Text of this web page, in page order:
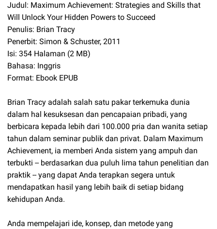
Judul: Maximum Achievement: Strategies and Skills that
Will Unlock Your Hidden Powers to Succeed
Penulis: Brian Tracy
Penerbit: Simon & Schuster, 2011
Isi: 354 Halaman (2 MB)
Bahasa: Inggris
Format: Ebook EPUB
Brian Tracy adalah salah satu pakar terkemuka dunia
dalam hal kesuksesan dan pencapaian pribadi, yang
berbicara kepada lebih dari 100.000 pria dan wanita setiap
tahun dalam seminar publik dan privat. Dalam Maximum
Achievement, ia memberi Anda sistem yang ampuh dan
terbukti -- berdasarkan dua puluh lima tahun penelitian dan
praktik -- yang dapat Anda terapkan segera untuk
mendapatkan hasil yang lebih baik di setiap bidang
kehidupan Anda.
Anda mempelajari ide, konsep, dan metode yang